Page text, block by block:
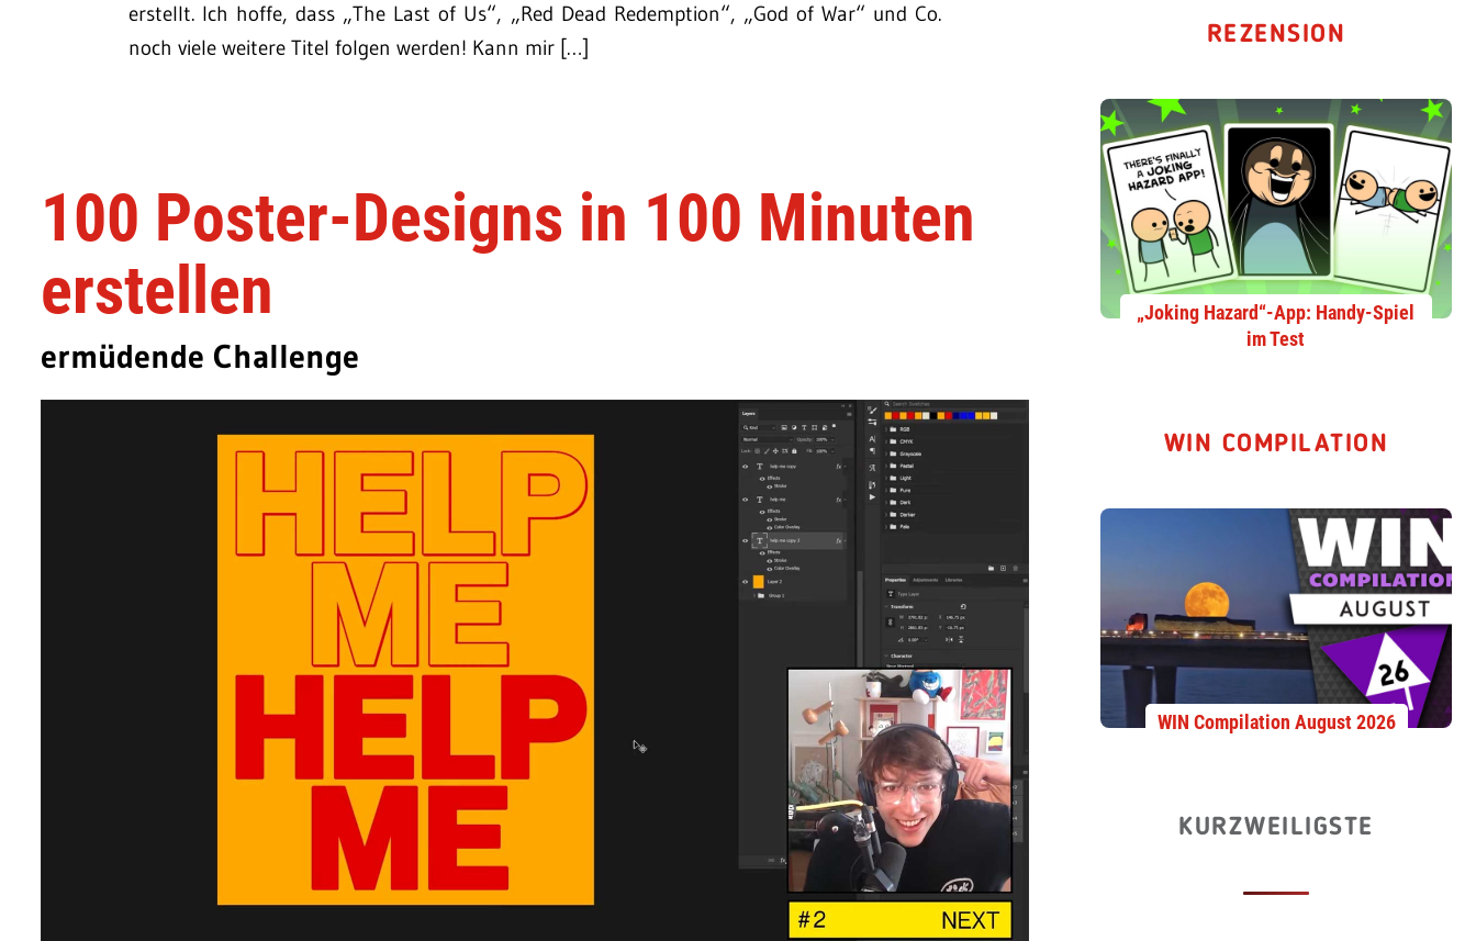
erstellt. Ich hoffe, dass „The Last of Us“, „Red Dead Redemption“, „God of War“ und Co.
noch viele weitere Titel folgen werden! Kann mir […]
100 Poster-Designs in 100 Minuten
erstellen
ermüdende Challenge
REZENSION
„Joking Hazard“-App: Handy-Spiel
im Test
WIN COMPILATION
WIN Compilation August 2026
KURZWEILIGSTE